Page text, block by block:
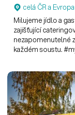
celá ČR a Evropa
Milujeme jídlo a
zajišťující
nezapomenutelné
každém soustu.